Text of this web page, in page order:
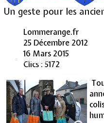
Accueil
Vie Municipale
Un geste pour les
Lommerange.fr
25 Décembre 2012
16 Mars 2015
Clics : 5172